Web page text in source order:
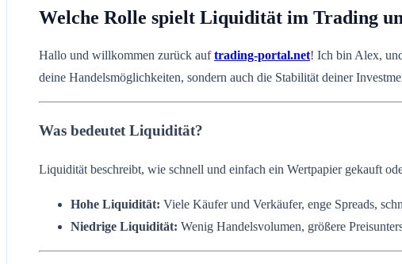
Welche Rolle spielt Liquidität im Trading
Hallo und willkommen zurück auftrading-portal.net! Ich bin Alex,
deine Handelsmöglichkeiten, sondern auch die Stabilität deiner
Was bedeutet Liquidität?
Liquidität beschreibt, wie schnell und einfach ein Wertpapier gekauft
Hohe Liquidität: Viele Käufer und Verkäufer, enge Spreads,
Niedrige Liquidität: Wenig Handelsvolumen, größere